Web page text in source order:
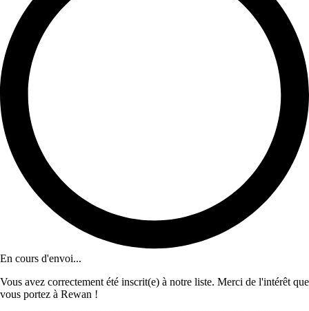
En cours d'envoi...
Vous avez correctement été inscrit(e) à notre liste. Merci de l'intérêt que
vous portez à Rewan !